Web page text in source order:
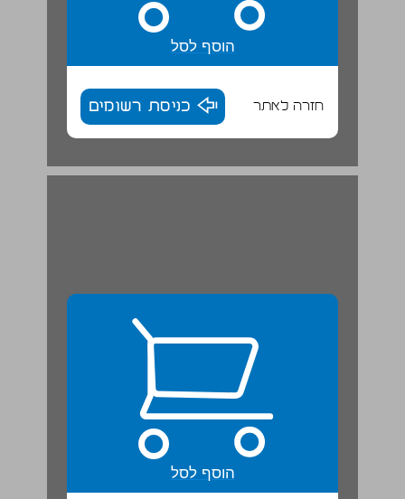
הוסף לסל
חזרה לאתר כניסת רשומים
פרק שני אקלים הנגב ... 22
הוסף לסל